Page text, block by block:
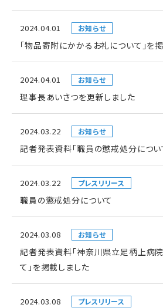
2024.04.01 お知らせ
「物品寄附にかかるお礼について」を
2024.04.01 お知らせ
理事長あいさつを更新しました
2024.03.22 お知らせ
記者発表資料「職員の懲戒処分につい
2024.03.22 プレスリリース
職員の懲戒処分について
2024.03.08 お知らせ
記者発表資料「神奈川県立足柄上病
て」を掲載しました
2024.03.08 プレスリリース